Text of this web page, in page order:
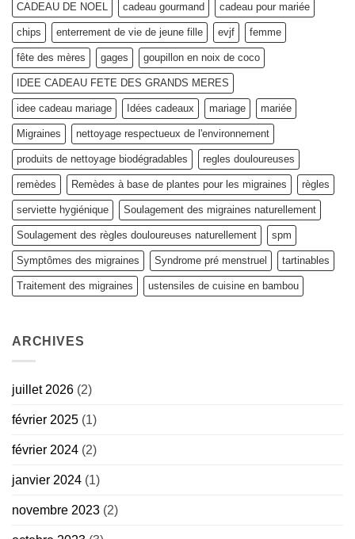
CADEAU DE NOEL cadeau gourmand cadeau pour mariée
chips enterrement de vie de jeune fille evjf femme
fête des mères gages goupillon en noix de coco
IDEE CADEAU FETE DES GRANDS MERES
idee cadeau mariage Idées cadeaux mariage mariée
Migraines nettoyage respectueux de l'environnement
produits de nettoyage biodégradables regles douloureuses
remèdes Remèdes à base de plantes pour les migraines règles
serviette hygiénique Soulagement des migraines naturellement
Soulagement des règles douloureuses naturellement spm
Symptômes des migraines Syndrome pré menstruel tartinables
Traitement des migraines ustensiles de cuisine en bambou
ARCHIVES
juillet 2026 (2)
février 2025 (1)
février 2024 (2)
janvier 2024 (1)
novembre 2023 (2)